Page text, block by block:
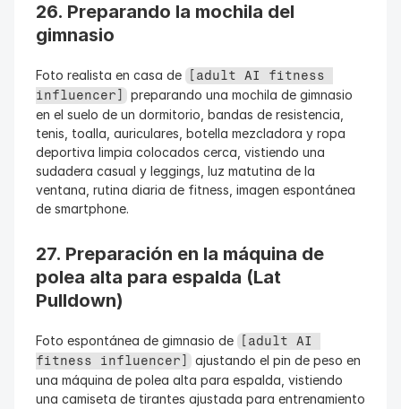
26. Preparando la mochila del
gimnasio
Foto realista en casa de
[adult AI fitness
influencer] preparando una mochila de gimnasio
en el suelo de un dormitorio, bandas de resistencia,
tenis, toalla, auriculares, botella mezcladora y ropa
deportiva limpia colocados cerca, vistiendo una
sudadera casual y leggings, luz matutina de la
ventana, rutina diaria de fitness, imagen espontánea
de smartphone.
27. Preparación en la máquina de
polea alta para espalda (Lat
Pulldown)
Foto espontánea de gimnasio de
[adult AI
fitness influencer] ajustando el pin de peso en
una máquina de polea alta para espalda, vistiendo
una camiseta de tirantes ajustada para entrenamiento